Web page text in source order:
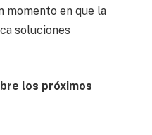
momento en que la
soluciones
los próximos